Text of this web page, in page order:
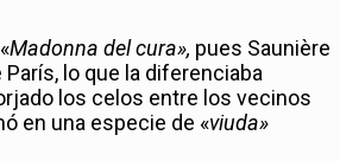
Madonna del cura», pues Saunière
lo que la diferenciaba
los celos entre los vecinos
en una especie de «viuda»